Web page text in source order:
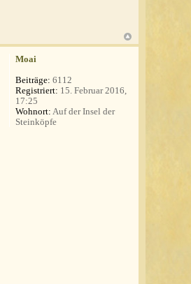
Moai
Beiträge: 6112
Registriert: 15. Februar 2016,
17:25
Wohnort: Auf der Insel der
Steinköpfe